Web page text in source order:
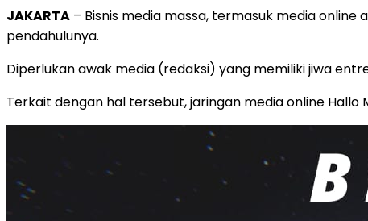
JAKARTA – Bisnis media massa, termasuk media
pendahulunya.
Diperlukan awak media (redaksi) yang memiliki jiwa
Terkait dengan hal tersebut, jaringan media online